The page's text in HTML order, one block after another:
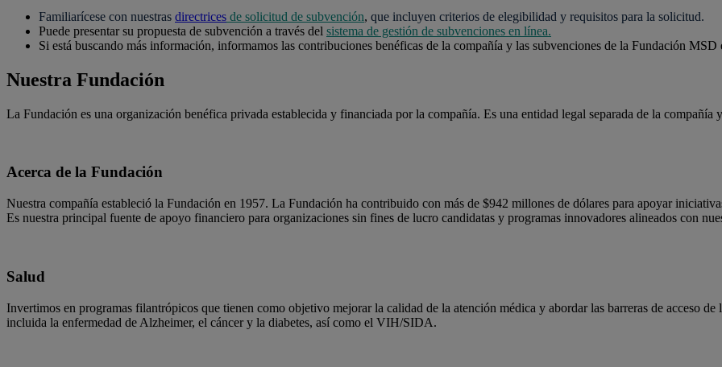
Familiarícese con nuestras directrices de solicitud de subvención, que incluyen criterios de elegibilidad y requisitos para la solicitud.
Puede presentar su propuesta de subvención a través del sistema de gestión de subvenciones en línea.
Si está buscando más información, informamos las contribuciones benéficas de la compañía y las subvenciones de la Fundación
Nuestra Fundación
La Fundación es una organización benéfica privada establecida y financiada por la compañía. Es una entidad legal separada de la compañía
Acerca de la Fundación
Nuestra compañía estableció la Fundación en 1957. La Fundación ha contribuido con más de $942 millones de dólares para apoyar
Es nuestra principal fuente de apoyo financiero para organizaciones sin fines de lucro candidatas y programas innovadores alineados con
Salud
Invertimos en programas filantrópicos que tienen como objetivo mejorar la calidad de la atención médica y abordar las barreras de acceso
incluida la enfermedad de Alzheimer, el cáncer y la diabetes, así como el VIH/SIDA.